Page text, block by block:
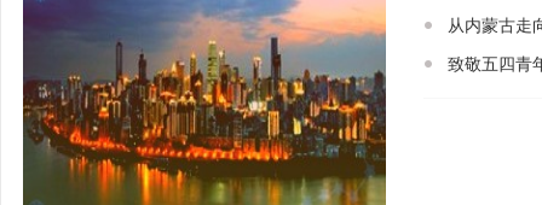
从内蒙古走
致敬五四青